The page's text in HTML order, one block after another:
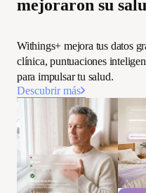
mejoraron su
Withings+ mejora tus datos
clínica, puntuaciones
para impulsar tu salud.
Descubrir más